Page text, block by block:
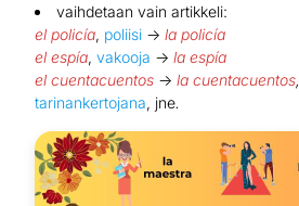
vaihdetaan vain artikkeli:
el policía, poliisi → la policía
el espía, vakooja → la espía
el cuentacuentos → la cuentacuentos,
tarinankertojana, jne.